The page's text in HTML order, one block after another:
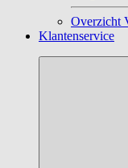
Overzicht
Klantenservice